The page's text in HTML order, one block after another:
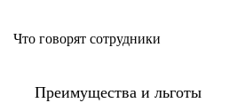
Что говорят сотрудники
Преимущества и льготы